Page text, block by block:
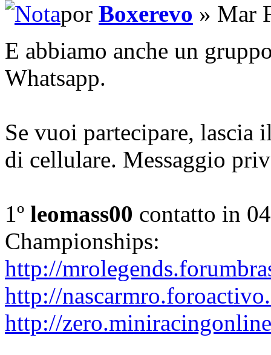
por Boxerevo » Mar
E abbiamo anche un
Whatsapp.
Se vuoi partecipare, lascia
di cellulare. Messaggio
1º leomass00 contatto in
Championships:
http://
http://
http://